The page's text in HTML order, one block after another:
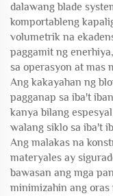
dalawang blade
komportableng
volumetrik na
paggamit ng
sa operasyon at mas
Ang kakayahan ng
pagganap sa iba't
kanya bilang
walang siklo sa iba't
Ang malakas na
materyales ay
bawasan ang mga
minimizahin ang oras